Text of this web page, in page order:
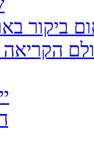
ביקור
הקריאה